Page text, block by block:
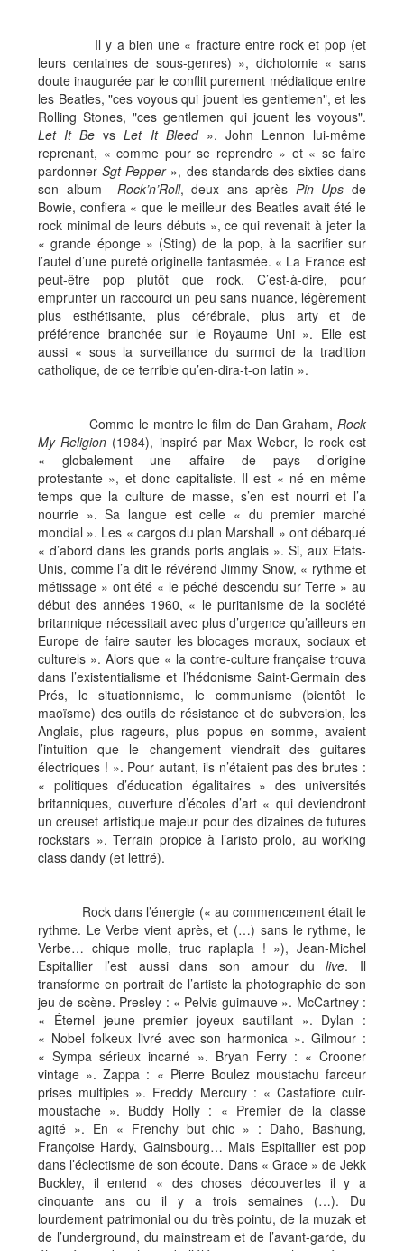
Il y a bien une « fracture entre rock et pop (et
leurs centaines de sous-genres) », dichotomie « sans
doute inaugurée par le conflit purement médiatique entre
les Beatles, "ces voyous qui jouent les gentlemen", et les
Rolling Stones, "ces gentlemen qui jouent les voyous".
Let It Be vsLet It Bleed». John Lennon lui-même
reprenant, « comme pour se reprendre » et « se faire
pardonnerSgt Pepper», des standards des sixties dans
son album Rock’n’Roll, deux ans après Pin Ups de
Bowie, confiera « que le meilleur des Beatles avait été le
rock minimal de leurs débuts », ce qui revenait à jeter la
« grande éponge » (Sting) de la pop, à la sacrifier sur
l’autel d’une pureté originelle fantasmée. « La France est
peut-être pop plutôt que rock. C’est-à-dire, pour
emprunter un raccourci un peu sans nuance, légèrement
plus esthétisante, plus cérébrale, plus arty et de
préférence branchée sur le Royaume Uni ». Elle est
aussi « sous la surveillance du surmoi de la tradition
catholique, de ce terrible qu’en-dira-t-on latin ».
Comme le montre le film de Dan Graham, Rock
My Religion (1984), inspiré par Max Weber, le rock est
« globalement une affaire de pays d’origine
protestante », et donc capitaliste. Il est « né en même
temps que la culture de masse, s’en est nourri et l’a
nourrie ». Sa langue est celle « du premier marché
mondial ». Les « cargos du plan Marshall » ont débarqué
« d’abord dans les grands ports anglais ». Si, aux Etats-
Unis, comme l’a dit le révérend Jimmy Snow, « rythme et
métissage » ont été « le péché descendu sur Terre » au
début des années 1960, « le puritanisme de la société
britannique nécessitait avec plus d’urgence qu’ailleurs en
Europe de faire sauter les blocages moraux, sociaux et
culturels ». Alors que « la contre-culture française trouva
dans l’existentialisme et l’hédonisme Saint-Germain des
Prés, le situationnisme, le communisme (bientôt le
maoïsme) des outils de résistance et de subversion, les
Anglais, plus rageurs, plus popus en somme, avaient
l’intuition que le changement viendrait des guitares
électriques ! ». Pour autant, ils n’étaient pas des brutes :
« politiques d’éducation égalitaires » des universités
britanniques, ouverture d’écoles d’art « qui deviendront
un creuset artistique majeur pour des dizaines de futures
rockstars ». Terrain propice à l’aristo prolo, au working
class dandy (et lettré).
Rock dans l’énergie (« au commencement était le
rythme. Le Verbe vient après, et (…) sans le rythme, le
Verbe… chique molle, truc raplapla ! »), Jean-Michel
Espitallier l’est aussi dans son amour dulive. Il
transforme en portrait de l’artiste la photographie de son
jeu de scène. Presley : « Pelvis guimauve ». McCartney :
« Éternel jeune premier joyeux sautillant ». Dylan :
« Nobel folkeux livré avec son harmonica ». Gilmour :
« Sympa sérieux incarné ». Bryan Ferry : « Crooner
vintage ». Zappa : « Pierre Boulez moustachu farceur
prises multiples ». Freddy Mercury : « Castafiore cuir-
moustache ». Buddy Holly : « Premier de la classe
agité ». En « Frenchy but chic » : Daho, Bashung,
Françoise Hardy, Gainsbourg… Mais Espitallier est pop
dans l’éclectisme de son écoute. Dans « Grace » de Jekk
Buckley, il entend « des choses découvertes il y a
cinquante ans ou il y a trois semaines (…). Du
lourdement patrimonial ou du très pointu, de la muzak et
de l’underground, du mainstream et de l’avant-garde, du